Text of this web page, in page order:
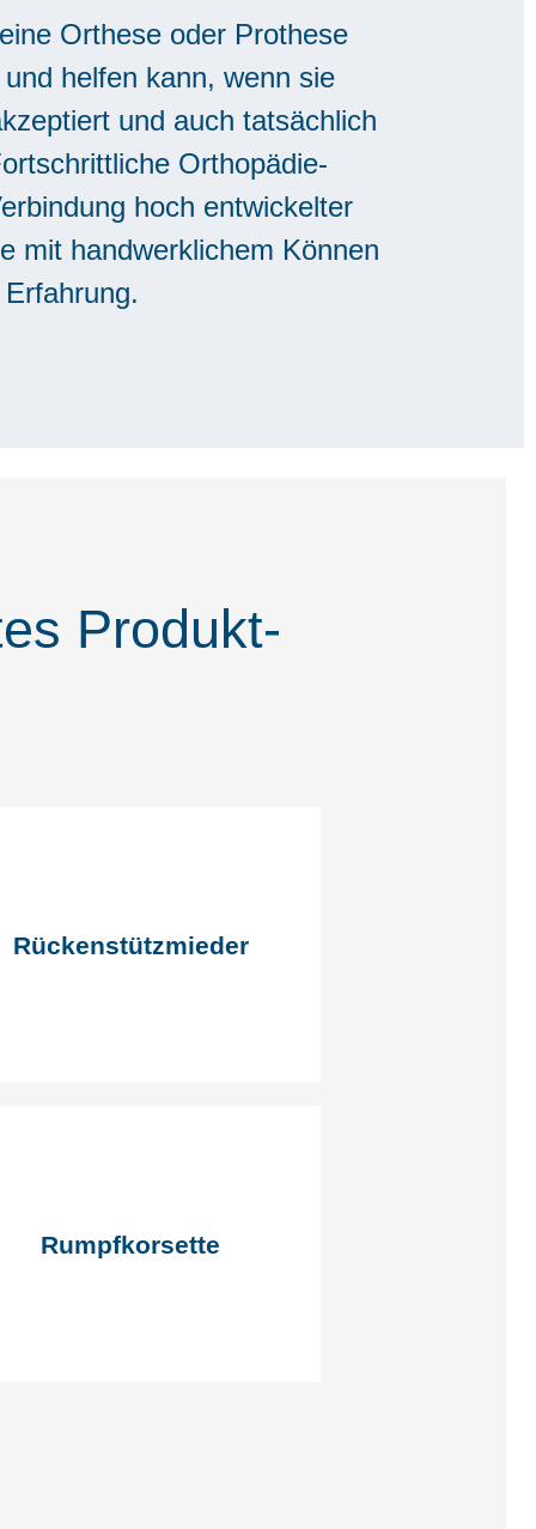
Orthese oder Prothese
helfen kann, wenn sie
und auch tatsächlich
Orthopädie-
hoch entwickelter
mit handwerklichem Können
Produkt­
Rückenstützmieder
Rumpfkorsette